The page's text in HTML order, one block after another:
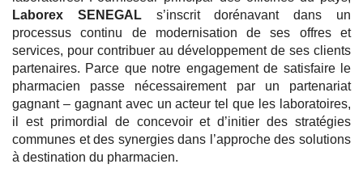
Laborex SENEGALs’inscrit dorénavant dans un
processus continu de modernisation de ses offres et
services, pour contribuer au développement de ses clients
partenaires. Parce que notre engagement de satisfaire le
pharmacien passe nécessairement par un partenariat
gagnant – gagnant avec un acteur tel que les laboratoires,
il est primordial de concevoir et d’initier des stratégies
communes et des synergies dans l’approche des solutions
à destination du pharmacien.